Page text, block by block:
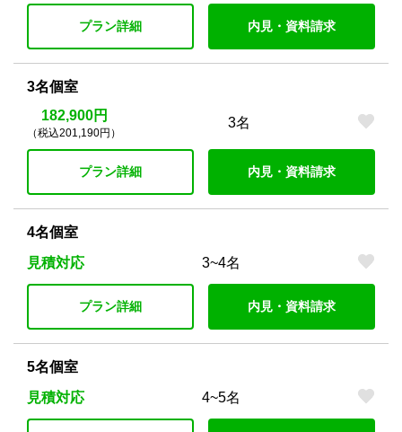
プラン詳細 内見・資料請求
3名個室
182,900円
（税込201,190円）
3名
プラン詳細 内見・資料請求
4名個室
見積対応
3~4名
プラン詳細 内見・資料請求
5名個室
見積対応
4~5名